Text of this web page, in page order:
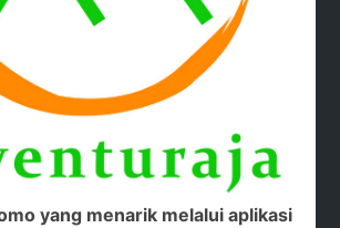
Konsumen
Konsumen dan Tertib Negara
Republik Indonesia
yang menarik melalui aplikasi